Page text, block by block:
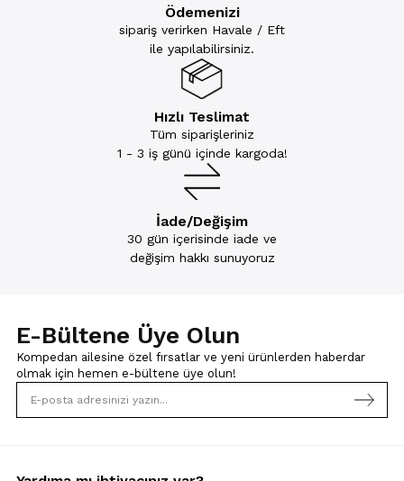
Ödemenizi
sipariş verirken Havale / Eft
ile yapılabilirsiniz.
Hızlı Teslimat
Tüm siparişleriniz
1 - 3 iş günü içinde kargoda!
İade/Değişim
30 gün içerisinde iade ve
değişim hakkı sunuyoruz
E-Bültene Üye Olun
Kompedan ailesine özel fırsatlar ve yeni ürünlerden haberdar
olmak için hemen e-bültene üye olun!